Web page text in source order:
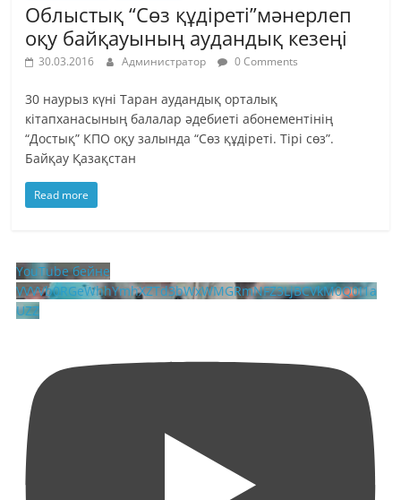
Облыстық “Сөз құдіреті”мәнерлеп
оқу байқауының аудандық кезеңі
30.03.2016 Администратор 0 Comments
30 наурыз күні Таран аудандық орталық
кітапханасының балалар әдебиеті абонементінің
“Достық” КПО оқу залында “Сөз құдіреті. Тірі сөз”.
Байқау Қазақстан
Read more
YouTube бейне
VVVVb0RGeWhhYmhXZTd3bWxWMGRmNFZ3LjBCVkM0Q0I1a
UZZ